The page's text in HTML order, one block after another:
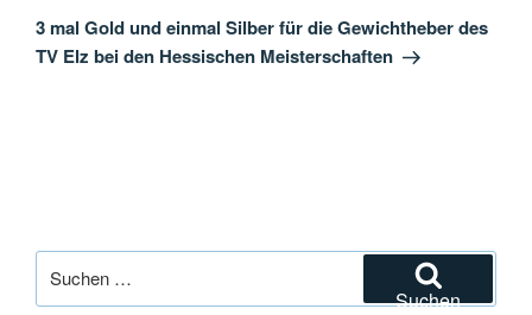
Beitrag
3 mal Gold und einmal Silber für die Gewichtheber des
TV Elz bei den Hessischen Meisterschaften
nach:
Suchen